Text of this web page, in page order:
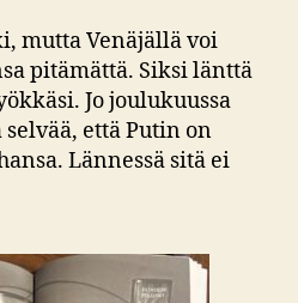
mutta Venäjällä voi
pitämättä. Siksi länttä
Jo joulukuussa
että Putin on
Lännessä sitä ei